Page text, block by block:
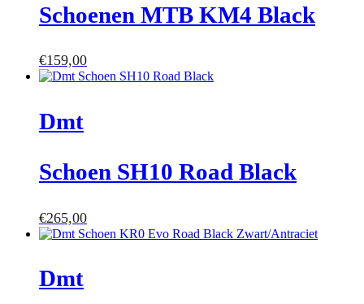
Schoenen MTB KM4 Black
€159,00
Dmt
Schoen SH10 Road Black
€265,00
Dmt